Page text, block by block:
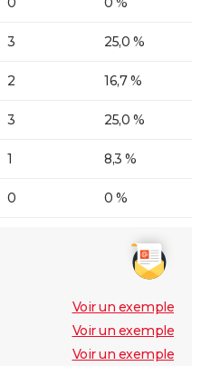
3 25,0 %
2 16,7 %
3 25,0 %
1 8,3 %
0 0 %
Voir un exemple
Voir un exemple
Voir un exemple